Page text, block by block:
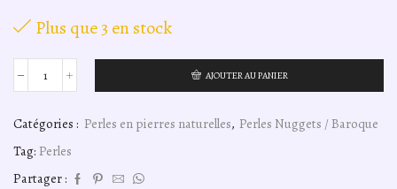
Plus que 3 en stock
quantité
quartz
rose
nuggets
AJOUTER AU PANIER
Catégories : Perles en pierres naturelles, Perles Nuggets / Baroque
Tag: Perles
Partager :